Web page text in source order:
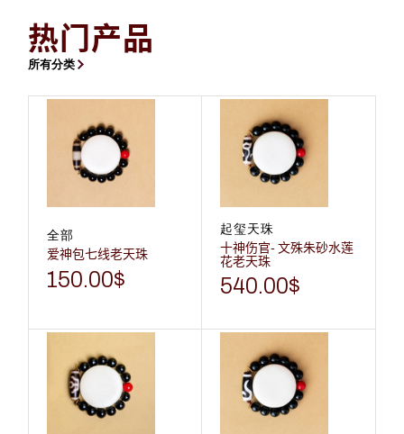
热门产品
所有分类
全部
爱神包七线老天珠
150.00$
起玺天珠
十神伤官- 文殊朱砂水莲
花老天珠
540.00$